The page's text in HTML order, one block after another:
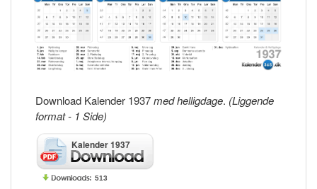
Download Kalender 1937med helligdage. (Liggende
format - 1 Side)
Kalender 1937
513